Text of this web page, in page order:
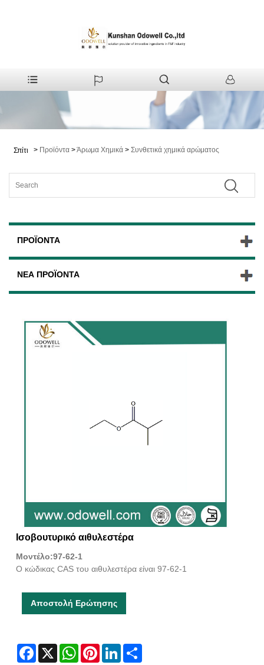
Σπίτι > Προϊόντα >Άρωμα Χημικά > Συνθετικά χημικά αρώματος
ΠΡΟΪΌΝΤΑ
ΝΈΑ ΠΡΟΪΌΝΤΑ
Ισοβουτυρικό αιθυλεστέρα
Μοντέλο:97-62-1
Ο κώδικας CAS του αιθυλεστέρα είναι 97-62-1
Αποστολή Ερώτησης
Facebook
X WhatsAppPinterestLinkedIn